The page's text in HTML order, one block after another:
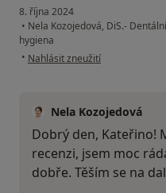
8. října 2024
• Nela Kozojedová, DiS.-
hygiena
• podle názoru uživatele Kateřina
Nahlásit zneužití
Nela Kozojedová
Dobrý den, Kateřino!
recenzi, jsem moc
dobře. Těším se na